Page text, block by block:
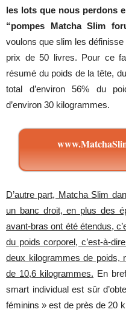
les lots que nous perdons
“pompes Matcha Slim
voulons que slim les définisse
prix de 50 livres. Pour ce
résumé du poids de latête, du
total
d’environ56% du
d’environ 30 kilogrammes.
D’autre part, Matcha Slim
un banc droit, en plus des
avant-bras ont été étendus,
du poids corporel, c’est-à-
deux kilogrammes de poids,
de 10,6 kilogrammes. En bref
smart individual est sûr
féminins »est de près de 20